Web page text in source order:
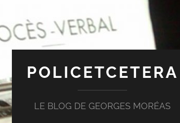
POLICETCETERA
LE BLOG DE GEORGES MORÉAS